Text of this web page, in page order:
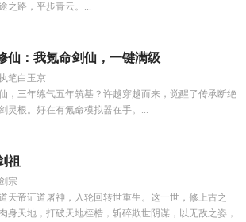
之路，平步青云。...
仙：我氪命剑仙，一键满级
笔白玉京
，三年练气五年筑基？许越穿越而来，觉醒了传承断绝
灵根。好在有氪命模拟器在手。...
祖
宗
天帝证道屠神，入轮回转世重生。这一世，修上古之
身天地，打破天地桎梏，斩碎欺世阴谋，以无敌之姿，